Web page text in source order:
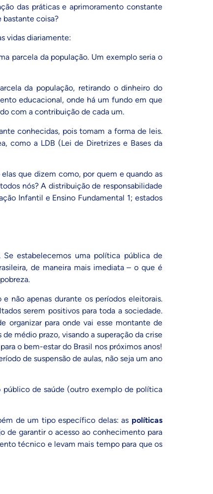
das práticas e aprimoramento constante
bastante coisa?
vidas diariamente:
parcela da população. Um exemplo seria o
da população, retirando o dinheiro do
educacional, onde há um fundo em que
com a contribuição de cada um.
conhecidas, pois tomam a forma de leis.
como a LDB (Lei de Diretrizes e Bases da
que dizem como, por quem e quando as
nós? A distribuição de responsabilidade
Infantil e Ensino Fundamental 1; estados
estabelecemos uma política pública de
de maneira mais imediata – o que é
.
não apenas durante os períodos eleitorais.
serem positivos para toda a sociedade.
organizar para onde vai esse montante de
médio prazo, visando a superação da crise
o bem-estar do Brasil nos próximos anos!
de suspensão de aulas, não seja um ano
público de saúde (outro exemplo de política
de um tipo específico delas: as políticas
de garantir o acesso ao conhecimento para
técnico e levam mais tempo para que os